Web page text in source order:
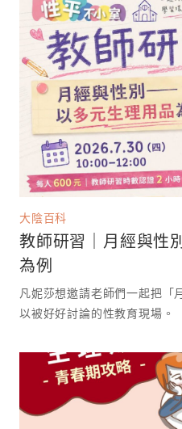
大陰百科
教師研習｜月經與
為例
凡妮莎想邀請老師們一起把「